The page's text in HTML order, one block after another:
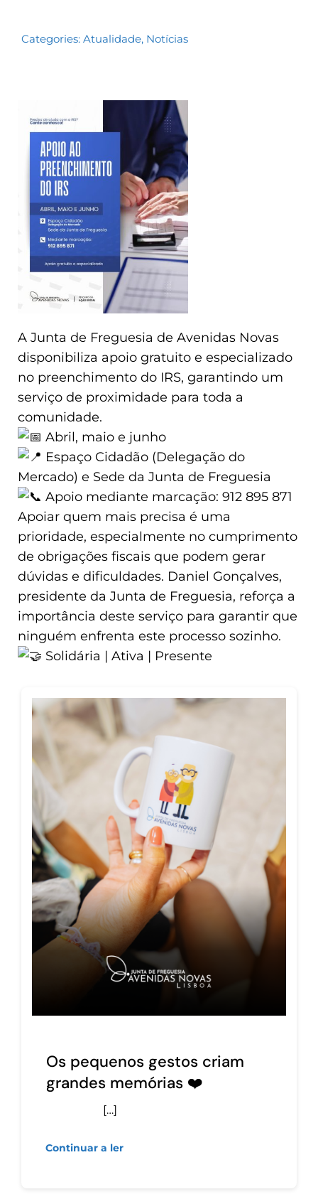
Categories: Atualidade, Notícias
A Junta de Freguesia de Avenidas Novas
disponibiliza apoio gratuito e especializado
no preenchimento do IRS, garantindo um
serviço de proximidade para toda a
comunidade.
Abril, maio e junho
Espaço Cidadão (Delegação do
Mercado) e Sede da Junta de Freguesia
Apoio mediante marcação: 912 895 871
Apoiar quem mais precisa é uma
prioridade, especialmente no cumprimento
de obrigações fiscais que podem gerar
dúvidas e dificuldades. Daniel Gonçalves,
presidente da Junta de Freguesia, reforça a
importância deste serviço para garantir que
ninguém enfrenta este processo sozinho.
Solidária | Ativa | Presente
Os pequenos gestos criam
grandes memórias ❤️
[…]
Continuar a ler